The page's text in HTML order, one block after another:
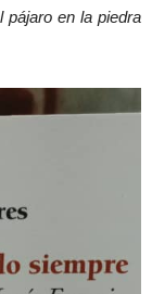
pájaro en la piedra